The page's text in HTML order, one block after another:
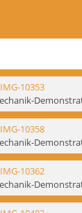
10353
10358
10362